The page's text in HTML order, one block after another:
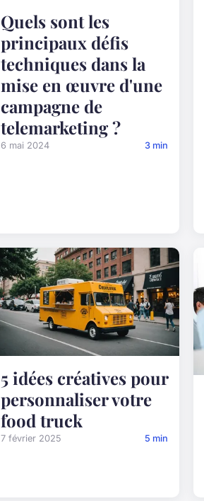
Quels sont les
principaux défis
techniques dans la
mise en œuvre d'une
campagne de
telemarketing ?
6 mai 2024 3 min
5 idées créatives pour
personnaliser votre
food truck
7 février 2025 5 min